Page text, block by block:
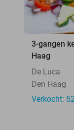
3-gangen
Haag
De Luca
Den Haag
Verkocht: